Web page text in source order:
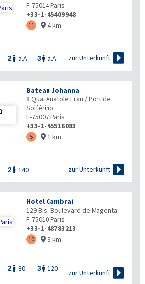
F-75014Paris
+33-1-45409948
11  4 km
2 a.A. 3 a.A. zur Unterkunft 
Bateau Johanna
8 Quai Anatole Fran / Port de
Solférino
F-75007Paris
+33-1-45516083
5  1 km
2 140 zur Unterkunft 
Hotel Cambrai
129 Bis, Boulevard de Magenta
F-75010Paris
+33-1-48783213
10  3 km
2 80 3 120 zur Unterkunft 